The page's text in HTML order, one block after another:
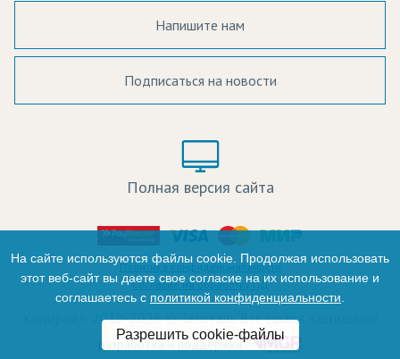
Напишите нам
Подписаться на новости
Полная версия сайта
Политика конфиденциальности
Согласие на обработку ПД
Копирайт: 2010-2026 © Текстэль Все права защищены
разработка и поддержка
-
На сайте используются файлы cookie. Продолжая использовать
этот веб-сайт вы даете свое согласие на их использование и
соглашаетесь с политикой конфиденциальности
Разрешить cookie-файлы